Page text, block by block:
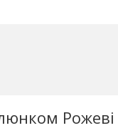
Рожеві